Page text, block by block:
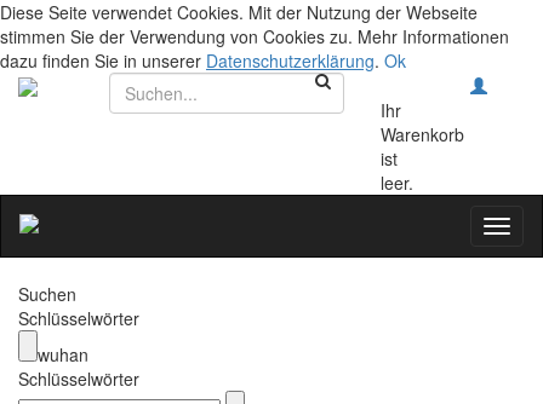
Diese Seite verwendet Cookies. Mit der Nutzung der Webseite
stimmen Sie der Verwendung von Cookies zu. Mehr Informationen
dazu finden Sie in unserer Datenschutzerklärung. Ok
Ihr
Warenkorb
ist
leer.
Suchen
Schlüsselwörter
wuhan
Schlüsselwörter